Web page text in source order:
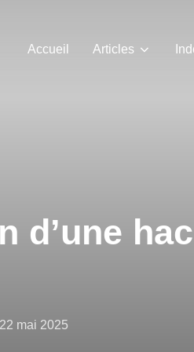
Accueil Articles
d’une
Publié
22 mai 2025